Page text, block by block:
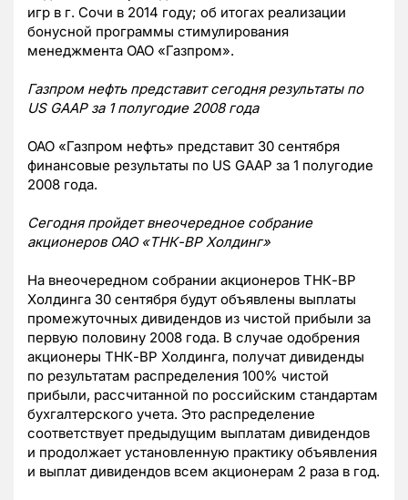
игр в г. Сочи в 2014 году; об итогах реализации
бонусной программы стимулирования
менеджмента ОАО «Газпром».
Газпром нефть представит сегодня результаты по
US GAAP за 1 полугодие 2008 года
ОАО «Газпром нефть» представит 30 сентября
финансовые результаты по US GAAP за 1 полугодие
2008 года.
Сегодня пройдет внеочередное собрание
акционеров ОАО «ТНК-ВР Холдинг»
На внеочередном собрании акционеров ТНК-ВР
Холдинга 30 сентября будут объявлены выплаты
промежуточных дивидендов из чистой прибыли за
первую половину 2008 года. В случае одобрения
акционеры ТНК-ВР Холдинга, получат дивиденды
по результатам распределения 100% чистой
прибыли, рассчитанной по российским стандартам
бухгалтерского учета. Это распределение
соответствует предыдущим выплатам дивидендов
и продолжает установленную практику объявления
и выплат дивидендов всем акционерам 2 раза в год.